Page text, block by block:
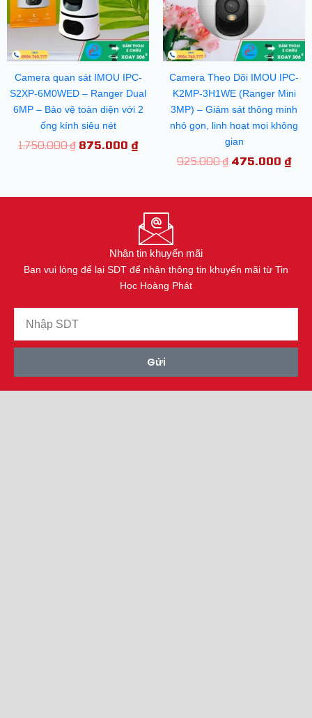
Camera quan sát IMOU IPC-
S2XP-6M0WED – Ranger Dual
6MP – Bảo vệ toàn diện với 2
ống kính siêu nét
1.750.000₫ 875.000 ₫
Camera Theo Dõi IMOU IPC-
K2MP-3H1WE (Ranger Mini
3MP) – Giám sát thông minh
nhỏ gọn, linh hoạt mọi không
gian
925.000₫ 475.000 ₫
Nhận tin khuyến mãi
Bạn vui lòng để lại SDT để nhận thông tin khuyến mãi từ Tin
Học Hoàng Phát
Gửi